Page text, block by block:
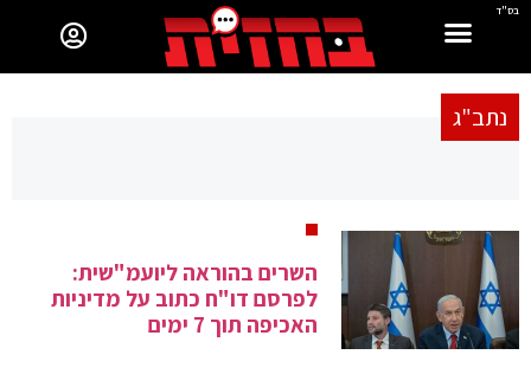
בס"ד
נתב"ג
השרים בהוראה ליועמ"שית:
לפרסם דו"ח כתוב על מדיניות
האכיפה תוך 7 ימים